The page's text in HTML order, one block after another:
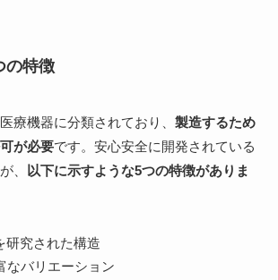
の特徴
療機器に分類されており、 製造するため
が必要です。安心安全に開発されている
、
以下に示すような5つの特徴がありま
研究された構造
なバリエーション